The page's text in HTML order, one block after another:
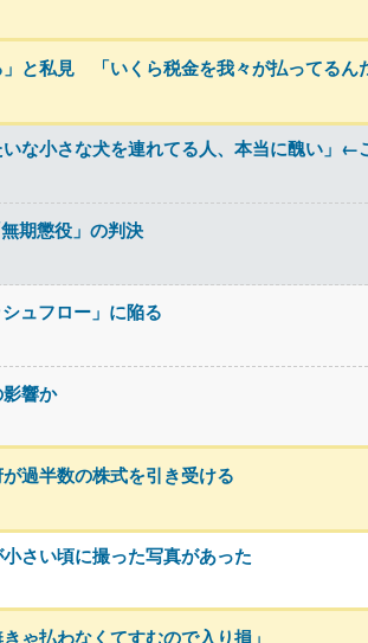
と私見 「いくら税金を我々が払ってるん
な小さな犬を連れてる人、本当に醜い」←
期懲役」の判決
ュフロー」に陥る
響か
過半数の株式を引き受ける
さい頃に撮った写真があった
ゃ払わなくてすむので入り損」